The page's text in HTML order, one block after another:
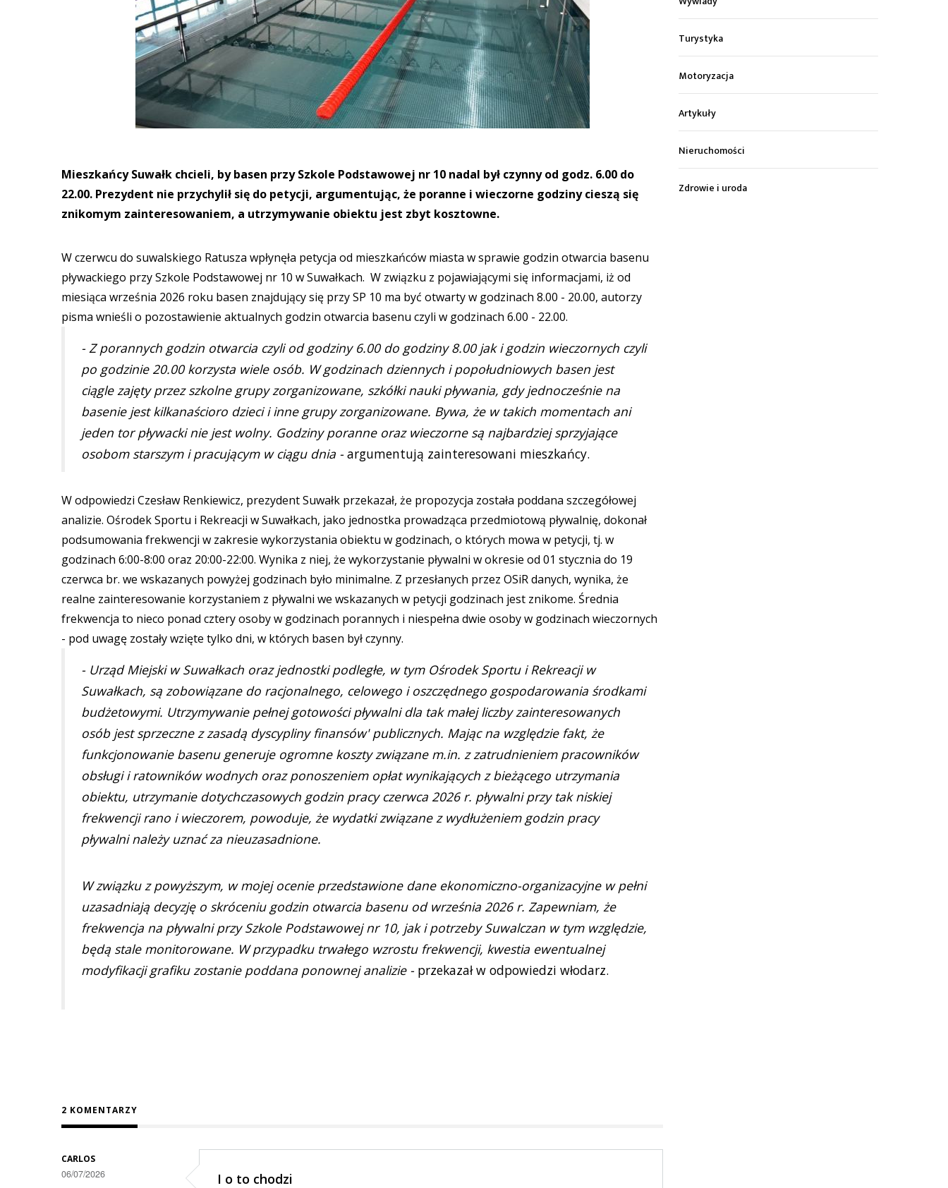
Mieszkańcy Suwałk chcieli, by basen przy Szkole Podstawowej nr 10 nadal był czynny od godz. 6.00 do
22.00. Prezydent nie przychylił się do petycji, argumentując, że poranne i wieczorne godziny cieszą się
znikomym zainteresowaniem, a utrzymywanie obiektu jest zbyt kosztowne.
W czerwcu do suwalskiego Ratusza wpłynęła petycja od mieszkańców miasta w sprawie godzin otwarcia basenu
pływackiego przy Szkole Podstawowej nr 10 w Suwałkach. W związku z pojawiającymi się informacjami, iż od
miesiąca września 2026 roku basen znajdujący się przy SP 10 ma być otwarty w godzinach 8.00 - 20.00, autorzy
pisma wnieśli o pozostawienie aktualnych godzin otwarcia basenu czyli w godzinach 6.00 - 22.00.
- Z porannych godzin otwarcia czyli od godziny 6.00 do godziny 8.00 jak i godzin wieczornych czyli
po godzinie 20.00 korzysta wiele osób. W godzinach dziennych i popołudniowych basen jest
ciągle zajęty przez szkolne grupy zorganizowane, szkółki nauki pływania, gdy jednocześnie na
basenie jest kilkanaścioro dzieci i inne grupy zorganizowane. Bywa, że w takich momentach ani
jeden tor pływacki nie jest wolny. Godziny poranne oraz wieczorne są najbardziej sprzyjające
osobom starszym i pracującym w ciągu dnia - argumentują zainteresowani mieszkańcy.
W odpowiedzi Czesław Renkiewicz, prezydent Suwałk przekazał, że propozycja została poddana szczegółowej
analizie. Ośrodek Sportu i Rekreacji w Suwałkach, jako jednostka prowadząca przedmiotową pływalnię, dokonał
podsumowania frekwencji w zakresie wykorzystania obiektu w godzinach, o których mowa w petycji, tj. w
godzinach 6:00-8:00 oraz 20:00-22:00. Wynika z niej, że wykorzystanie pływalni w okresie od 01 stycznia do 19
czerwca br. we wskazanych powyżej godzinach było minimalne. Z przesłanych przez OSiR danych, wynika, że
realne zainteresowanie korzystaniem z pływalni we wskazanych w petycji godzinach jest znikome. Średnia
frekwencja to nieco ponad cztery osoby w godzinach porannych i niespełna dwie osoby w godzinach wieczornych
- pod uwagę zostały wzięte tylko dni, w których basen był czynny.
- Urząd Miejski w Suwałkach oraz jednostki podległe, w tym Ośrodek Sportu i Rekreacji w
Suwałkach, są zobowiązane do racjonalnego, celowego i oszczędnego gospodarowania środkami
budżetowymi. Utrzymywanie pełnej gotowości pływalni dla tak małej liczby zainteresowanych
osób jest sprzeczne z zasadą dyscypliny finansów' publicznych. Mając na względzie fakt, że
funkcjonowanie basenu generuje ogromne koszty związane m.in. z zatrudnieniem pracowników
obsługi i ratowników wodnych oraz ponoszeniem opłat wynikających z bieżącego utrzymania
obiektu, utrzymanie dotychczasowych godzin pracy czerwca 2026 r. pływalni przy tak niskiej
frekwencji rano i wieczorem, powoduje, że wydatki związane z wydłużeniem godzin pracy
pływalni należy uznać za nieuzasadnione.
W związku z powyższym, w mojej ocenie przedstawione dane ekonomiczno-organizacyjne w pełni
uzasadniają decyzję o skróceniu godzin otwarcia basenu od września 2026 r. Zapewniam, że
frekwencja na pływalni przy Szkole Podstawowej nr 10, jak i potrzeby Suwalczan w tym względzie,
będą stale monitorowane. W przypadku trwałego wzrostu frekwencji, kwestia ewentualnej
modyfikacji grafiku zostanie poddana ponownej analizie - przekazał w odpowiedzi włodarz.
2 KOMENTARZY
CARLOS
06/07/2026 I o to chodzi
Turystyka
Motoryzacja
Artykuły
Nieruchomości
Zdrowie i uroda